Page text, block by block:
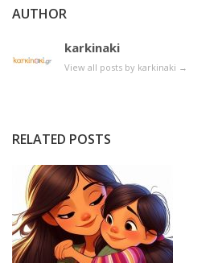
AUTHOR
karkinaki
View all posts by karkinaki →
RELATED POSTS